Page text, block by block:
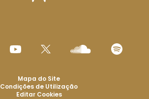
Mapa do Site
Condições de Utilização
Editar Cookies